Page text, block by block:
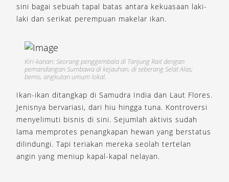
sini bagai sebuah tapal batas antara kekuasaan laki-
laki dan serikat perempuan makelar ikan.
Kiri-kanan: Seorang penggembala di Tanjung Rait dengan
pemandangan Sumbawa di kejauhan, di seberang Selat Alas;
bemo, angkutan umum lokal.
Ikan-ikan ditangkap di Samudra India dan Laut Flores.
Jenisnya bervariasi, dari hiu hingga tuna. Kontroversi
menyelimuti bisnis di sini. Sejumlah aktivis sudah
lama memprotes penangkapan hewan yang berstatus
dilindungi. Tapi teriakan mereka seolah tertelan
angin yang meniup kapal-kapal nelayan.